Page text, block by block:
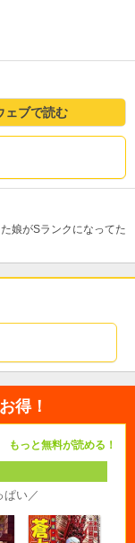
ェブで読む
娘がSランクになってた
得！
もっと無料が読める！
ぱい／